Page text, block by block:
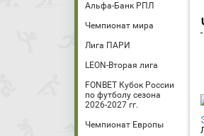
Альфа-Банк РПЛ
Чемпионат мира
Лига ПАРИ
LEON-Вторая лига
FONBET Кубок России
по футболу сезона
2026-2027 гг.
Чемпионат Европы